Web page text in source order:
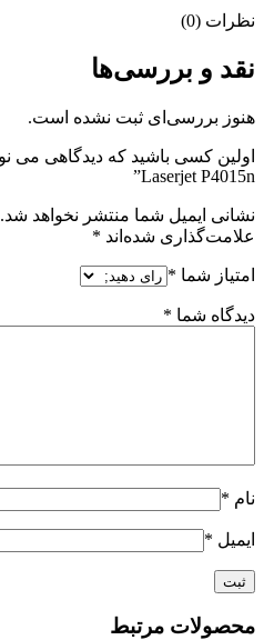
نظرات (0)
نقد و بررسی‌ها
هنوز بررسی‌ای ثبت نشده است.
Laserjet P4015n”
نشانی ایمیل شما منتشر نخواهد شد.
علامت‌گذاری شده‌اند *
امتیاز شما *
دیدگاه شما *
نام *
ایمیل *
محصولات مرتبط